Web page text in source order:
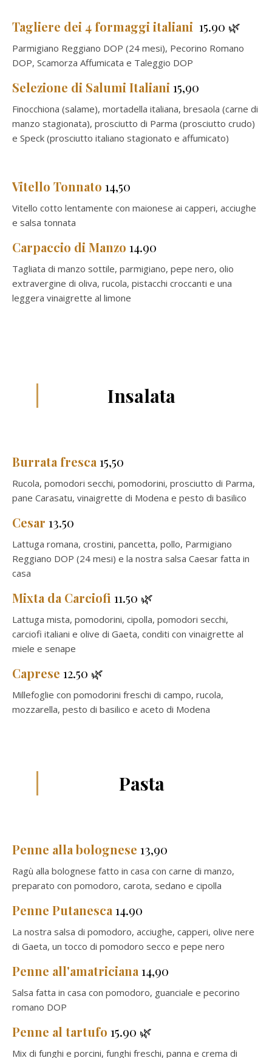
Tagliere dei 4 formaggi italiani 15.90 🌿
Parmigiano Reggiano DOP (24 mesi), Pecorino Romano
DOP, Scamorza Affumicata e Taleggio DOP
Selezione di Salumi Italiani15,90
Finocchiona (salame), mortadella italiana, bresaola (carne di
manzo stagionata), prosciutto di Parma (prosciutto crudo)
e Speck (prosciutto italiano stagionato e affumicato)
Vitello Tonnato 14,50
Vitello cotto lentamente con maionese ai capperi, acciughe
e salsa tonnata
Carpaccio di Manzo 14.90
Tagliata di manzo sottile, parmigiano, pepe nero, olio
extravergine di oliva, rucola, pistacchi croccanti e una
leggera vinaigrette al limone
Insalata
Burrata fresca15,50
Rucola, pomodori secchi, pomodorini, prosciutto di Parma,
pane Carasatu, vinaigrette di Modena e pesto di basilico
Cesar 13.50
Lattuga romana, crostini, pancetta, pollo, Parmigiano
Reggiano DOP (24 mesi) e la nostra salsa Caesar fatta in
casa
Mixta da Carciofi 11.50 🌿
Lattuga mista, pomodorini, cipolla, pomodori secchi,
carciofi italiani e olive di Gaeta, conditi con vinaigrette al
miele e senape
Caprese 12.50 🌿
Millefoglie con pomodorini freschi di campo, rucola,
mozzarella, pesto di basilico e aceto di Modena
Pasta
Penne alla bolognese 13,90
Ragù alla bolognese fatto in casa con carne di manzo,
preparato con pomodoro, carota, sedano e cipolla
Penne Putanesca14.90
La nostra salsa di pomodoro, acciughe, capperi, olive nere
di Gaeta, un tocco di pomodoro secco e pepe nero
Penne all'amatriciana14,90
Salsa fatta in casa con pomodoro, guanciale e pecorino
romano DOP
Penne al tartufo 15.90 🌿
Mix di funghi e porcini, funghi freschi, panna e crema di